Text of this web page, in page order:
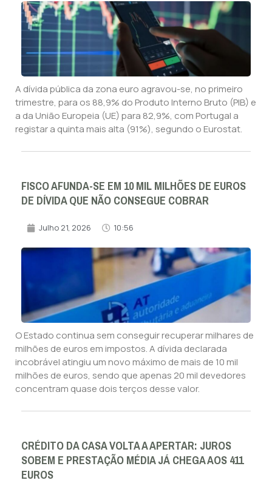
A dívida pública da zona euro agravou-se, no primeiro
trimestre, para os 88,9% do Produto Interno Bruto (PIB) e
a da União Europeia (UE) para 82,9%, com Portugal a
registar a quinta mais alta (91%), segundo o Eurostat.
FISCO AFUNDA-SE EM 10 MIL MILHÕES DE EUROS
DE DÍVIDA QUE NÃO CONSEGUE COBRAR
Julho 21, 2026 10:56
O Estado continua sem conseguir recuperar milhares de
milhões de euros em impostos. A dívida declarada
incobrável atingiu um novo máximo de mais de 10 mil
milhões de euros, sendo que apenas 20 mil devedores
concentram quase dois terços desse valor.
CRÉDITO DA CASA VOLTA A APERTAR: JUROS
SOBEM E PRESTAÇÃO MÉDIA JÁ CHEGA AOS 411
EUROS